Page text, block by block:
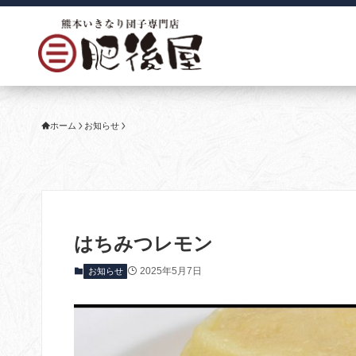
ホーム お知らせ
はちみつレモン
お知らせ 2025年5月7日